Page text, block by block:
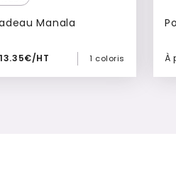
Manala
13.35€/HT 1 coloris
à mon devis
À